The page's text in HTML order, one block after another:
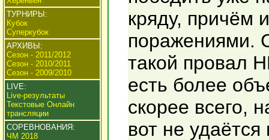
ТУРНИРЫ:
Кубок
Суперкубок
АРХИВЫ:
Сезон - 2011/2012
Сезон - 2010/2011
Сезон - 2009/2010
LIVE:
Live-результаты
Текстовые Онлайн
трансляции
СОРЕВНОВАНИЯ:
ЧМ 2018
кряду, причём
поражениями.
такой провал
есть более
скорее всего,
вот не